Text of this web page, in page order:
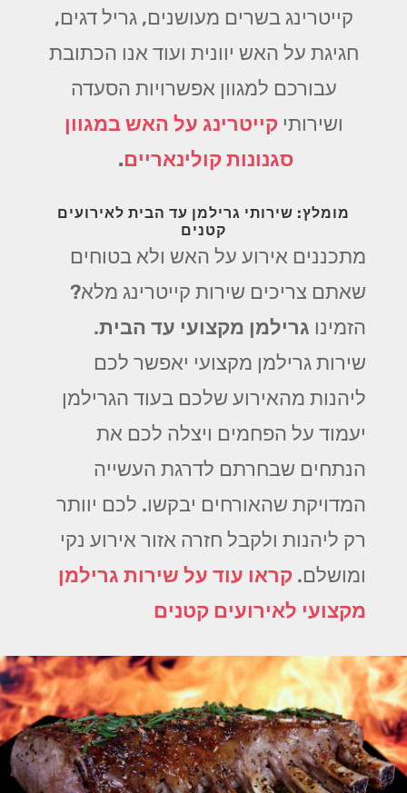
קייטרינג בשרים מעושנים, גריל דגים,
חגיגת על האש יוונית ועוד אנו הכתובת
עבורכם למגוון אפשרויות הסעדה
ושירותיקייטרינג על האש במגוון
סגנונות קולינאריים.
מומלץ: שירותי גרילמן עד הבית לאירועים
קטנים
מתכננים אירוע על האש ולא בטוחים
שאתם צריכים שירות קייטרינג מלא?
הזמינו גרילמן מקצועי עד הבית.
שירות גרילמן מקצועי יאפשר לכם
ליהנות מהאירוע שלכם בעוד הגרילמן
יעמוד על הפחמים ויצלה לכם את
הנתחים שבחרתם לדרגת העשייה
המדויקת שהאורחים יבקשו. לכם יוותר
רק ליהנות ולקבל חזרה אזור אירוע נקי
ומושלם. קראו עוד על שירות גרילמן
מקצועי לאירועים קטנים